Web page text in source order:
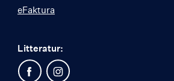
eFaktura
Litteratur: